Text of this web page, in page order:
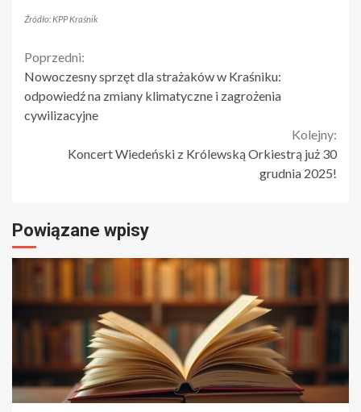
Źródło: KPP Kraśnik
Continue
Reading
Poprzedni:
Nowoczesny sprzęt dla strażaków w Kraśniku:
odpowiedź na zmiany klimatyczne i zagrożenia
cywilizacyjne
Kolejny:
Koncert Wiedeński z Królewską Orkiestrą już 30
grudnia 2025!
Powiązane wpisy